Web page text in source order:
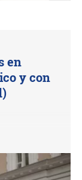
en
y con